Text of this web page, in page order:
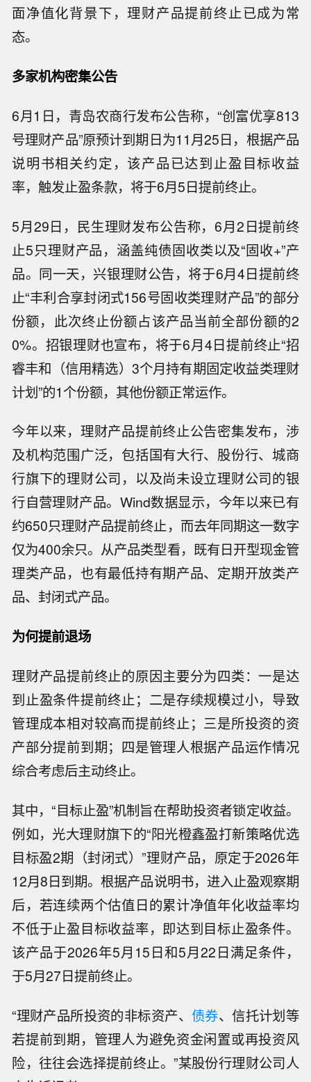
面净值化背景下，理财产品提前终止已成为常
态。
多家机构密集公告
6月1日，青岛农商行发布公告称，“创富优享813
号理财产品”原预计到期日为11月25日，根据产品
说明书相关约定，该产品已达到止盈目标收益
率，触发止盈条款，将于6月5日提前终止。
5月29日，民生理财发布公告称，6月2日提前终
止5只理财产品，涵盖纯债固收类以及“固收+”产
品。同一天，兴银理财公告，将于6月4日提前终
止“丰利合享封闭式156号固收类理财产品”的部分
份额，此次终止份额占该产品当前全部份额的2
0%。招银理财也宣布，将于6月4日提前终止“招
睿丰和（信用精选）3个月持有期固定收益类理财
计划”的1个份额，其他份额正常运作。
今年以来，理财产品提前终止公告密集发布，涉
及机构范围广泛，包括国有大行、股份行、城商
行旗下的理财公司，以及尚未设立理财公司的银
行自营理财产品。Wind数据显示，今年以来已有
约650只理财产品提前终止，而去年同期这一数字
仅为400余只。从产品类型看，既有日开型现金管
理类产品，也有最低持有期产品、定期开放类产
品、封闭式产品。
为何提前退场
理财产品提前终止的原因主要分为四类：一是达
到止盈条件提前终止；二是存续规模过小，导致
管理成本相对较高而提前终止；三是所投资的资
产部分提前到期；四是管理人根据产品运作情况
综合考虑后主动终止。
其中，“目标止盈”机制旨在帮助投资者锁定收益。
例如，光大理财旗下的“阳光橙鑫盈打新策略优选
目标盈2期（封闭式）”理财产品，原定于2026年
12月8日到期。根据产品说明书，进入止盈观察期
后，若连续两个估值日的累计净值年化收益率均
不低于止盈目标收益率，即达到目标止盈条件。
该产品于2026年5月15日和5月22日满足条件，
于5月27日提前终止。
“理财产品所投资的非标资产、 债券、信托计划等
若提前到期，管理人为避免资金闲置或再投资风
险，往往会选择提前终止。”某股份行理财公司人